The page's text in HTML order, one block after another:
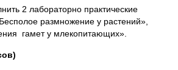
2 лабораторно практические
размножение у растений»,
гамет у млекопитающих».